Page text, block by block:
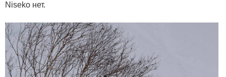
Niseko нет.